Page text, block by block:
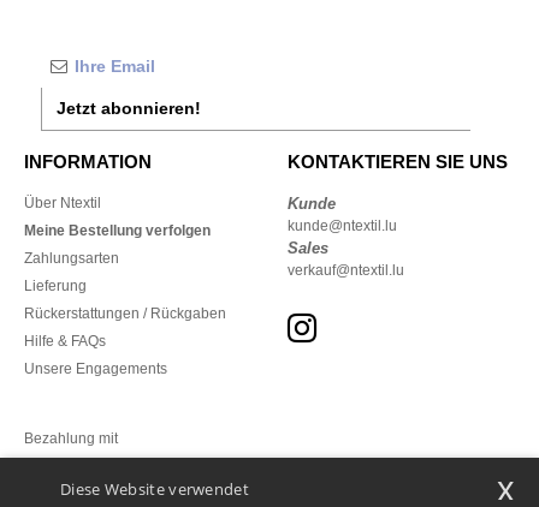
Jetzt abonnieren!
INFORMATION
Über Ntextil
Meine Bestellung verfolgen
Zahlungsarten
Lieferung
Rückerstattungen / Rückgaben
Hilfe & FAQs
Unsere Engagements
KONTAKTIEREN SIE UNS
Kunde
kunde@ntextil.lu
Sales
verkauf@ntextil.lu
Bezahlung mit
Unsere Paketzusteller
Diese Website verwendet
x